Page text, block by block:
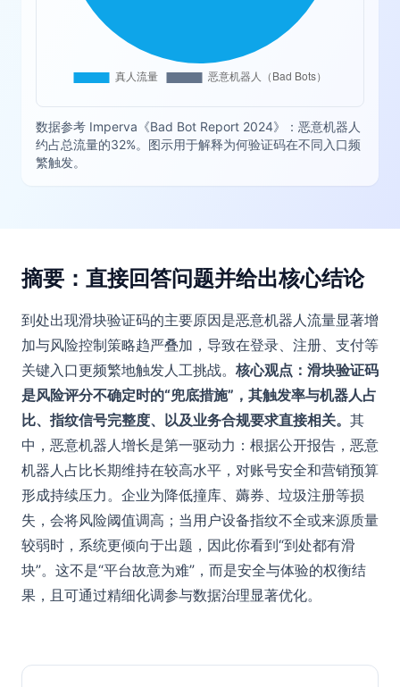
数据参考 Imperva《Bad Bot Report 2024》：恶意机器人
约占总流量的32%。图示用于解释为何验证码在不同入口频
繁触发。
摘要：直接回答问题并给出核心结论
到处出现滑块验证码的主要原因是恶意机器人流量显著增
加与风险控制策略趋严叠加，导致在登录、注册、支付等
关键入口更频繁地触发人工挑战。 核心观点：滑块验证码
是风险评分不确定时的“兜底措施”，其触发率与机器人占
比、指纹信号完整度、以及业务合规要求直接相关。 其
中，恶意机器人增长是第一驱动力：根据公开报告，恶意
机器人占比长期维持在较高水平，对账号安全和营销预算
形成持续压力。企业为降低撞库、薅券、垃圾注册等损
失，会将风险阈值调高；当用户设备指纹不全或来源质量
较弱时，系统更倾向于出题，因此你看到“到处都有滑
块”。这不是“平台故意为难”，而是安全与体验的权衡结
果，且可通过精细化调参与数据治理显著优化。